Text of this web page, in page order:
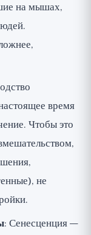
на мышах,
время
Чтобы это
не
: Сенесценция —